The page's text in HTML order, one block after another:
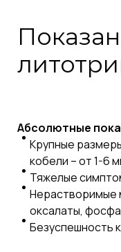
Абсолютные
Крупные
кобели – от 1-6
Тяжелые
Нерастворимые
оксалаты,
Безуспешность